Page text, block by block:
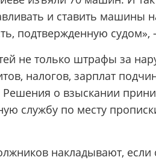
и ставить машины
подтвержденную
не только штрафы за
налогов, зарплат
Решения о взыскании
службу по месту
накладывают, если